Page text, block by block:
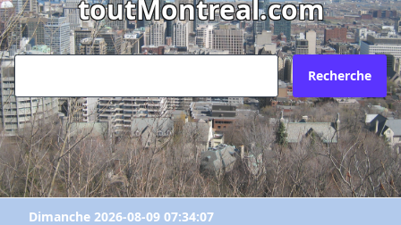
toutMontreal.com
Recherche
Dimanche 2026-08-09 07:34:07